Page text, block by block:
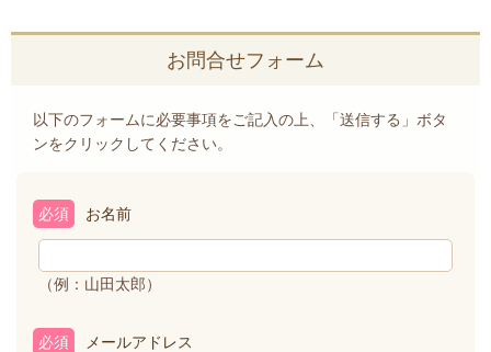
お問合せフォーム
以下のフォームに必要事項をご記入の上、「送信する」ボタ
ンをクリックしてください。
お名前
必須
（例：山田太郎）
メールアドレス
必須